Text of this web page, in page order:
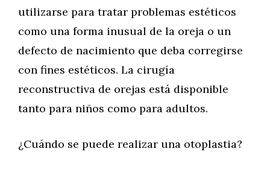
utilizarse para tratar problemas estéticos
como una forma inusual de la oreja o un
defecto de nacimiento que deba corregirse
con fines estéticos. La cirugía
reconstructiva de orejas está disponible
tanto para niños como para adultos.
¿Cuándo se puede realizar una otoplastia?